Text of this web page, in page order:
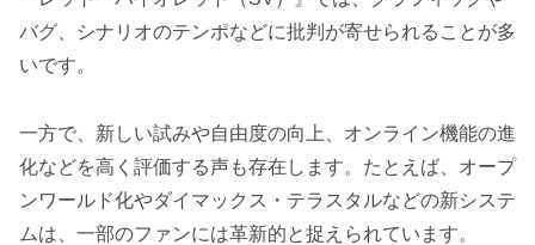
バグ、シナリオのテンポなどに批判が寄せられることが多
いです。
一方で、新しい試みや自由度の向上、オンライン機能の進
化などを高く評価する声も存在します。たとえば、オープ
ンワールド化やダイマックス・テラスタルなどの新システ
ムは、一部のファンには革新的と捉えられています。